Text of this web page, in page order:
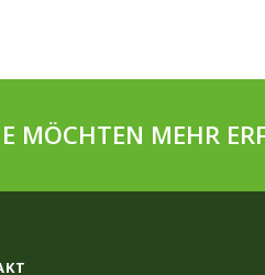
MÖCHTEN MEHR